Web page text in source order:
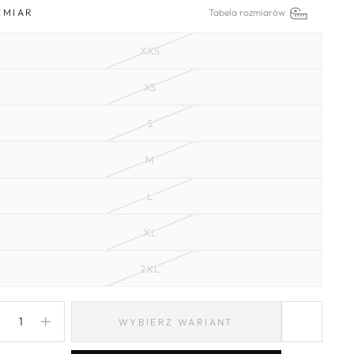
Tabela rozmiarów
XXS
XS
S
M
L
XL
2XL
WYBIERZ WARIANT